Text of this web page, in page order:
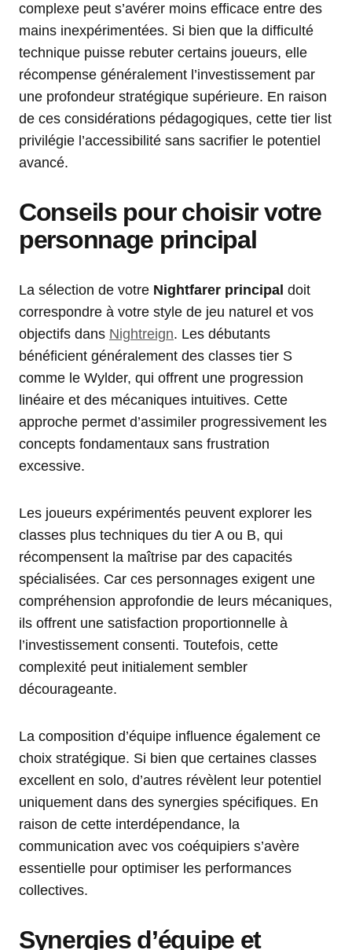
complexe peut s’avérer moins efficace entre des
mains inexpérimentées. Si bien que la difficulté
technique puisse rebuter certains joueurs, elle
récompense généralement l’investissement par
une profondeur stratégique supérieure. En raison
de ces considérations pédagogiques, cette tier list
privilégie l’accessibilité sans sacrifier le potentiel
avancé.
Conseils pour choisir votre
personnage principal
La sélection de votre Nightfarer principal doit
correspondre à votre style de jeu naturel et vos
objectifs dans Nightreign. Les débutants
bénéficient généralement des classes tier S
comme le Wylder, qui offrent une progression
linéaire et des mécaniques intuitives. Cette
approche permet d’assimiler progressivement les
concepts fondamentaux sans frustration
excessive.
Les joueurs expérimentés peuvent explorer les
classes plus techniques du tier A ou B, qui
récompensent la maîtrise par des capacités
spécialisées. Car ces personnages exigent une
compréhension approfondie de leurs mécaniques,
ils offrent une satisfaction proportionnelle à
l’investissement consenti. Toutefois, cette
complexité peut initialement sembler
décourageante.
La composition d’équipe influence également ce
choix stratégique. Si bien que certaines classes
excellent en solo, d’autres révèlent leur potentiel
uniquement dans des synergies spécifiques. En
raison de cette interdépendance, la
communication avec vos coéquipiers s’avère
essentielle pour optimiser les performances
collectives.
Synergies d’équipe et